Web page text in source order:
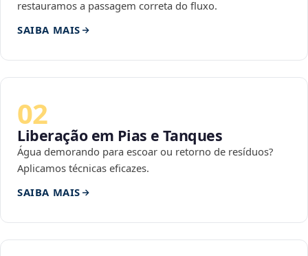
restauramos a passagem correta do fluxo.
SAIBA MAIS
02
Liberação em Pias e Tanques
Água demorando para escoar ou retorno de resíduos?
Aplicamos técnicas eficazes.
SAIBA MAIS